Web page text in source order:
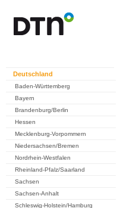
Deutschland
Baden-Württemberg
Bayern
Brandenburg/Berlin
Hessen
Mecklenburg-Vorpommern
Niedersachsen/Bremen
Nordrhein-Westfalen
Rheinland-Pfalz/Saarland
Sachsen
Sachsen-Anhalt
Schleswig-Holstein/Hamburg